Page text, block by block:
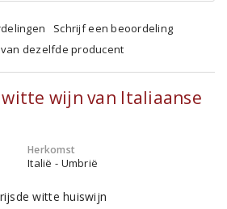
Schrijf een beoordeling
dezelfde producent
wijn van Italiaanse
Herkomst
Italië - Umbrië
witte huiswijn